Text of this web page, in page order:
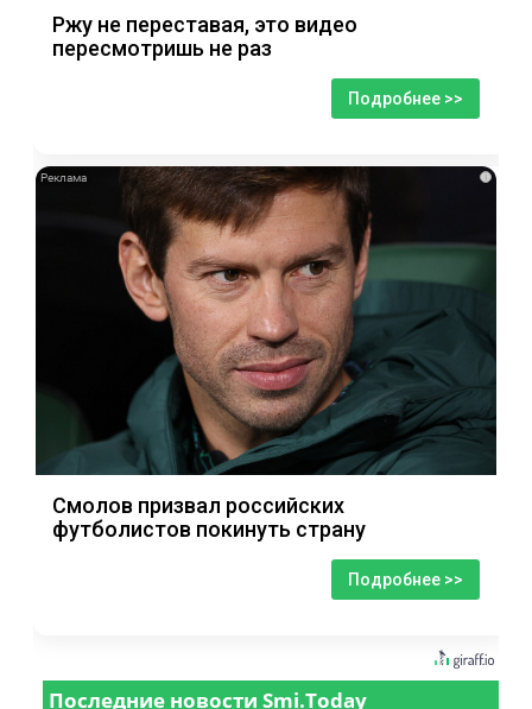
Ржу не переставая, это видео
пересмотришь не раз
Подробнее >>
i
Смолов призвал российских
футболистов покинуть страну
Подробнее >>